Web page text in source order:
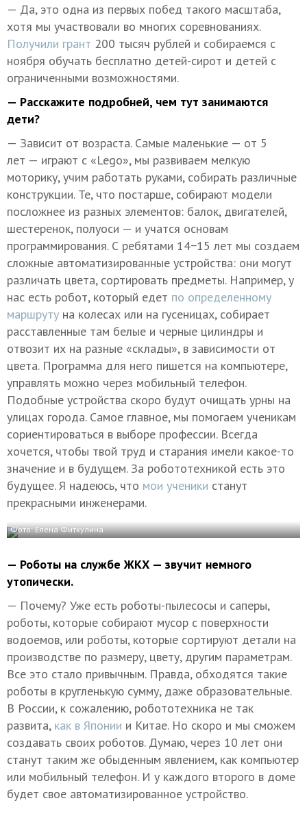
— Да, это одна из первых побед такого масштаба,
хотя мы участвовали во многих соревнованиях.
Получили грант 200 тысяч рублей и собираемся с
ноября обучать бесплатно детей-сирот и детей с
ограниченными возможностями.
— Расскажите подробней, чем тут занимаются
дети?
— Зависит от возраста. Самые маленькие — от 5
лет — играют с «Lego», мы развиваем мелкую
моторику, учим работать руками, собирать различные
конструкции. Те, что постарше, собирают модели
посложнее из разных элементов: балок, двигателей,
шестеренок, полуоси — и учатся основам
программирования. С ребятами 14−15 лет мы создаем
сложные автоматизированные устройства: они могут
различать цвета, сортировать предметы. Например, у
нас есть робот, который едет по определенному
маршруту на колесах или на гусеницах, собирает
расставленные там белые и черные цилиндры и
отвозит их на разные «склады», в зависимости от
цвета. Программа для него пишется на компьютере,
управлять можно через мобильный телефон.
Подобные устройства скоро будут очищать урны на
улицах города. Самое главное, мы помогаем ученикам
сориентироваться в выборе профессии. Всегда
хочется, чтобы твой труд и старания имели какое-то
значение и в будущем. За робототехникой есть это
будущее. Я надеюсь, что мои ученики станут
прекрасными инженерами.
Фото: Елена Фиткулина
— Роботы на службе ЖКХ — звучит немного
утопически.
— Почему? Уже есть роботы-пылесосы и саперы,
роботы, которые собирают мусор с поверхности
водоемов, или роботы, которые сортируют детали на
производстве по размеру, цвету, другим параметрам.
Все это стало привычным. Правда, обходятся такие
роботы в кругленькую сумму, даже образовательные.
В России, к сожалению, робототехника не так
развита, как в Японии и Китае. Но скоро и мы сможем
создавать своих роботов. Думаю, через 10 лет они
станут таким же обыденным явлением, как компьютер
или мобильный телефон. И у каждого второго в доме
будет свое автоматизированное устройство.